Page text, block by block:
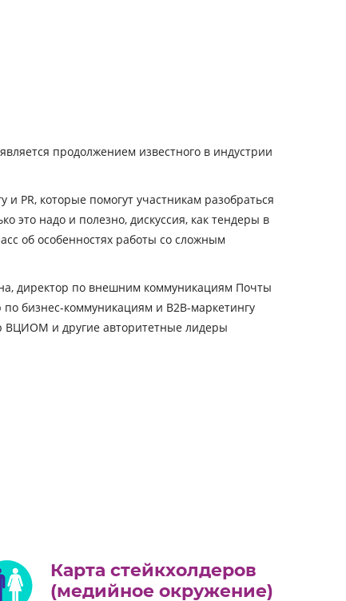
продолжением известного в индустрии
PR, которые помогут участникам разобраться
это надо и полезно, дискуссия, как тендеры в
об особенностях работы со сложным
директор по внешним коммуникациям Почты
бизнес-коммуникациям и B2B-маркетингу
ВЦИОМ и другие авторитетные лидеры
Карта стейкхолдеров
(медийное окружение)